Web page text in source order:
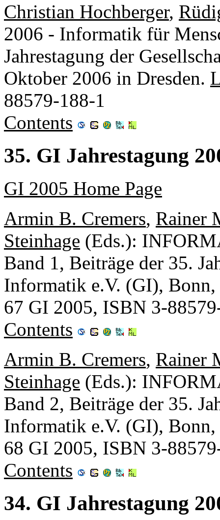
Christian Hochberger,
2006 - Informatik für
Jahrestagung der
Oktober 2006 in Dresden.
88579-188-1
Contents
35. GI Jahrestagung
GI 2005 Home Page
Armin B. Cremers, Rainer
Steinhage (Eds.):
Band 1, Beiträge der 35.
Informatik e.V. (GI),
67 GI 2005, ISBN 3-
Contents
Armin B. Cremers, Rainer
Steinhage (Eds.):
Band 2, Beiträge der 35.
Informatik e.V. (GI),
68 GI 2005, ISBN 3-
Contents
34. GI Jahrestagung